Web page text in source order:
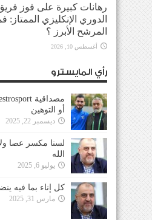
رهانات كبيرة على فوز
الدوري الإنكليزي الممتاز:
المرشح الأبرز ؟
أغسطس 10, 2026
رأي المايسترو
أو التوهين
ديسمبر 22, 2025
لسنا مكسر عصا
الله
يوليو 6, 2025
كل إناء بما فيه
مارس 31, 2025